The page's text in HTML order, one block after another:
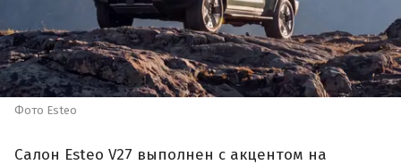
Фото Esteo
Салон Esteo V27 выполнен с акцентом на